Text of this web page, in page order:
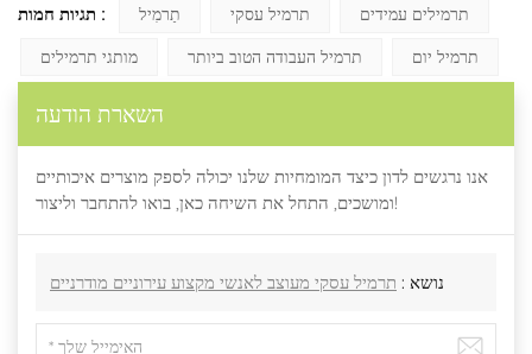
תגיות חמות : תַרמִיל תרמיל עסקי
תרמילים עמידים
מותגי תרמילים
תרמיל העבודה הטוב ביותר תרמיל יום
השארת הודעה
אנו נרגשים לדון כיצד המומחיות שלנו יכולה לספק מוצרים איכותיים
ומושכים, התחל את השיחה כאן, בואו להתחבר וליצור!
נושא : תרמיל עסקי מעוצב לאנשי מקצוע עירוניים מודרניים